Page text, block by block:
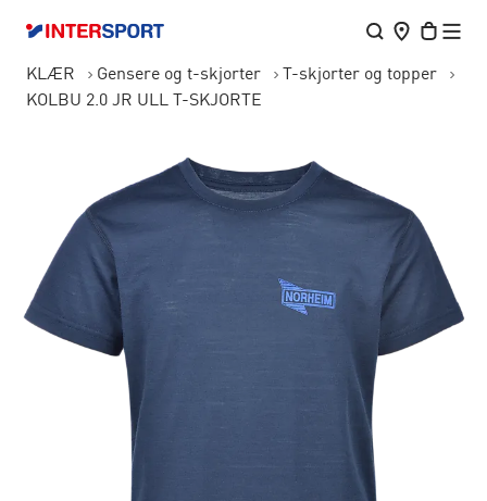
KLÆR Gensere og t-skjorter
T-skjorter og topper
KOLBU 2.0 JR ULL T-SKJORTE